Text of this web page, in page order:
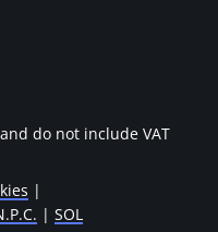
do not include VAT
|
| SOL